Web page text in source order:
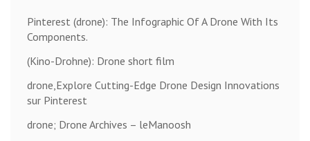
Pinterest (drone): The Infographic Of A Drone With Its
Components.
(Kino-Drohne): Drone short film
drone,Explore Cutting-Edge Drone Design Innovations
sur Pinterest
drone; Drone Archives – leManoosh